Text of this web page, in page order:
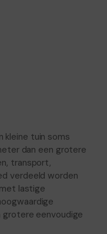
kleine tuin soms
dan een grotere
transport,
verdeeld worden
lastige
grotere eenvoudige